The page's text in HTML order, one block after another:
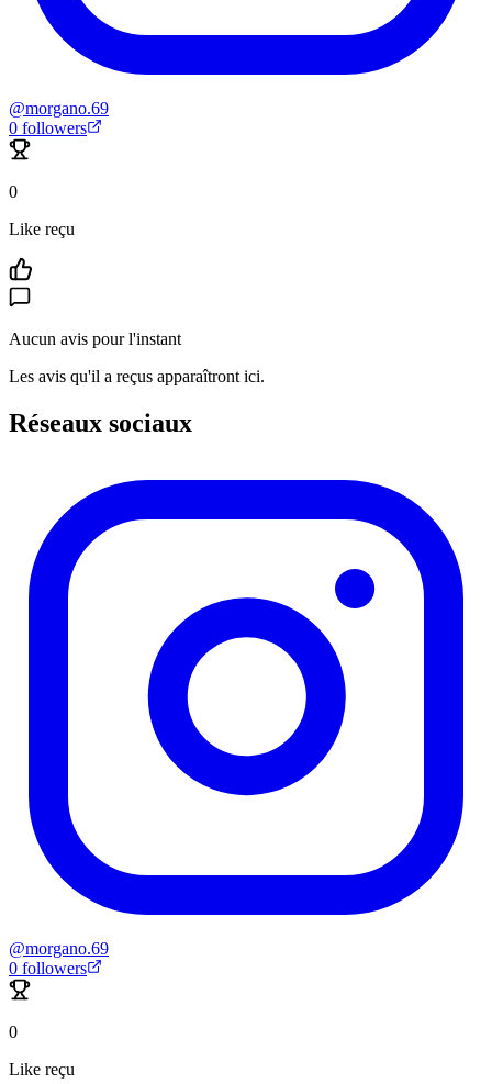
@morgano.69
0 followers
0
Like reçu
Aucun avis pour l'instant
Les avis qu'il a reçus apparaîtront ici.
Réseaux sociaux
@morgano.69
0 followers
0
Like reçu